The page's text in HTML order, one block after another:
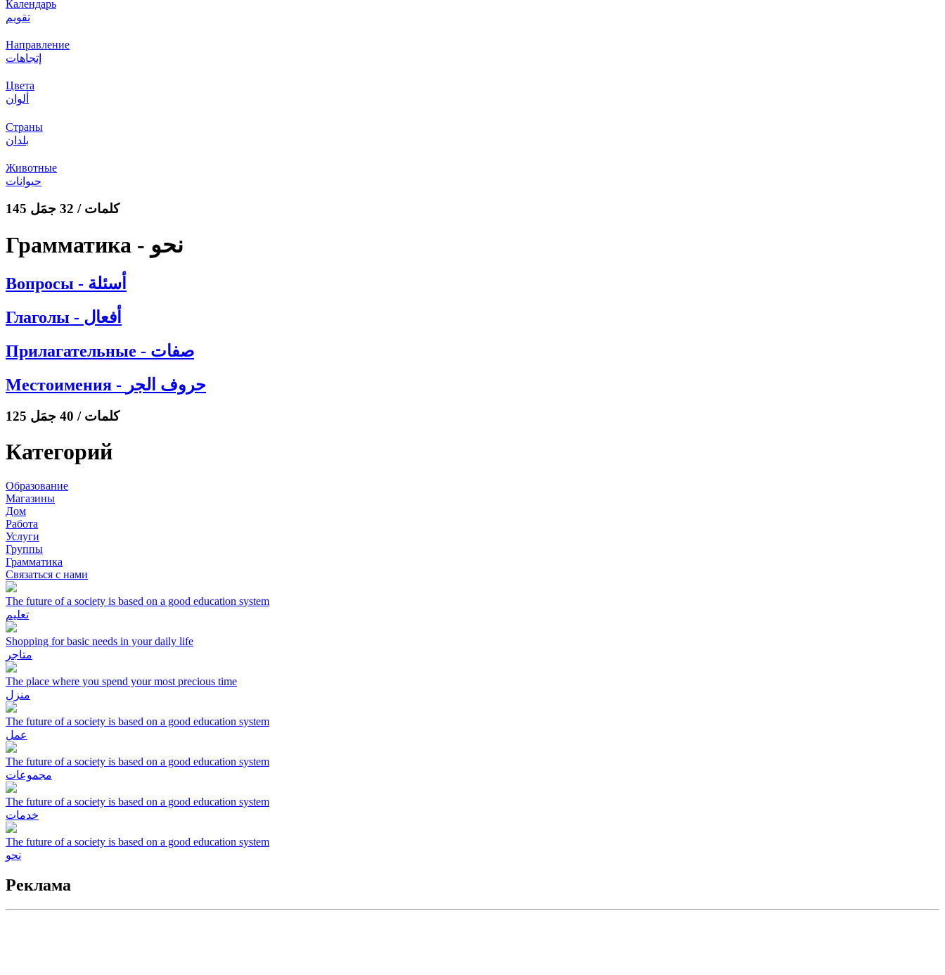
Календарь
تقويم
Направление
إتجاهات
Цвета
ألوان
Страны
بلدان
Животные
حيوانات
145 كلمات / 32 جمَل
Грамматика - نحو
Вопросы - أسئلة
Глаголы - أفعال
Прилагательные - صفات
Местоимения - حروف الجر
125 كلمات / 40 جمَل
Категорий
Образование
Магазины
Дом
Работа
Услуги
Группы
Грамматика
Связаться с нами
The future of a society is based on a good education system
تعليم
Shopping for basic needs in your daily life
متاجر
The place where you spend your most precious time
منزل
The future of a society is based on a good education system
عمل
The future of a society is based on a good education system
مجموعات
The future of a society is based on a good education system
خدمات
The future of a society is based on a good education system
نحو
Реклама